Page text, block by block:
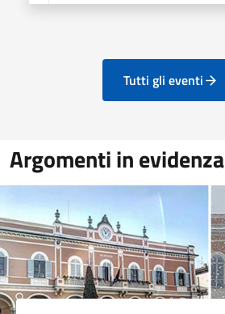
Tutti gli eventi
Argomenti in evidenza